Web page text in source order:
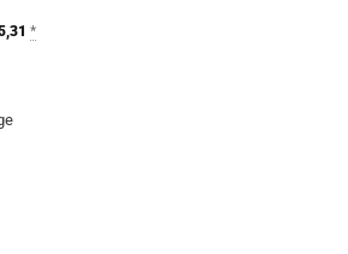
*
(500g) Menge